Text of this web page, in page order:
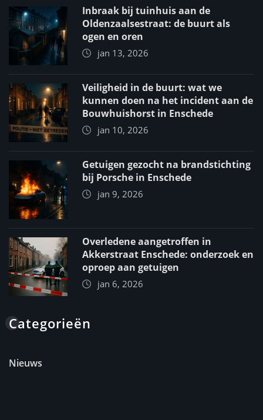
Inbraak bij tuinhuis aan de
Oldenzaalsestraat: de buurt als
ogen en oren
jan 13, 2026
Veiligheid in de buurt: wat we
kunnen doen na het incident aan de
Bouwhuishorst in Enschede
jan 10, 2026
Getuigen gezocht na brandstichting
bij Porsche in Enschede
jan 9, 2026
Overledene aangetroffen in
Akkerstraat Enschede: onderzoek en
oproep aan getuigen
jan 6, 2026
Categorieën
Nieuws